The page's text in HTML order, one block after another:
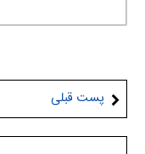
پست قبلی